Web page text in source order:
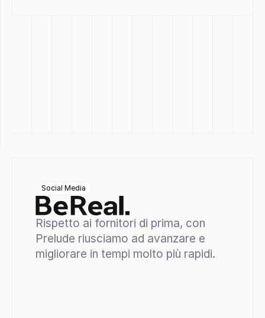
Social Media
Rispetto ai fornitori di prima, con
Prelude riusciamo ad avanzare e
migliorare in tempi molto più rapidi.